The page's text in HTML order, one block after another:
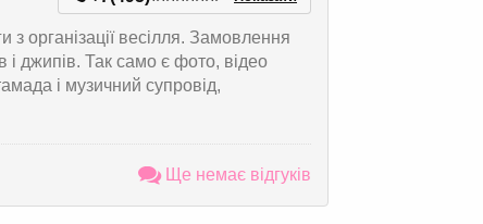
організації весілля. Замовлення
і джипів. Так само є фото, відео
і музичний супровід,
Ще немає відгуків